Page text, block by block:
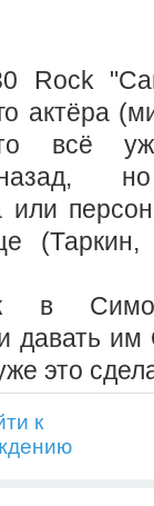
Rock
актёра
всё
но
или
в
давать
это
к